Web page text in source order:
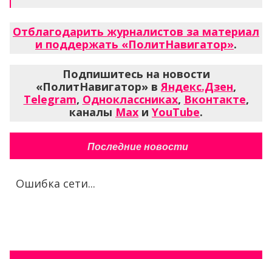
Отблагодарить журналистов за материал
и поддержать «ПолитНавигатор».
Подпишитесь на новости
«ПолитНавигатор» вЯндекс.Дзен,
Telegram, Одноклассниках, Вконтакте,
каналы Max и YouTube.
Последние новости
Ошибка сети...